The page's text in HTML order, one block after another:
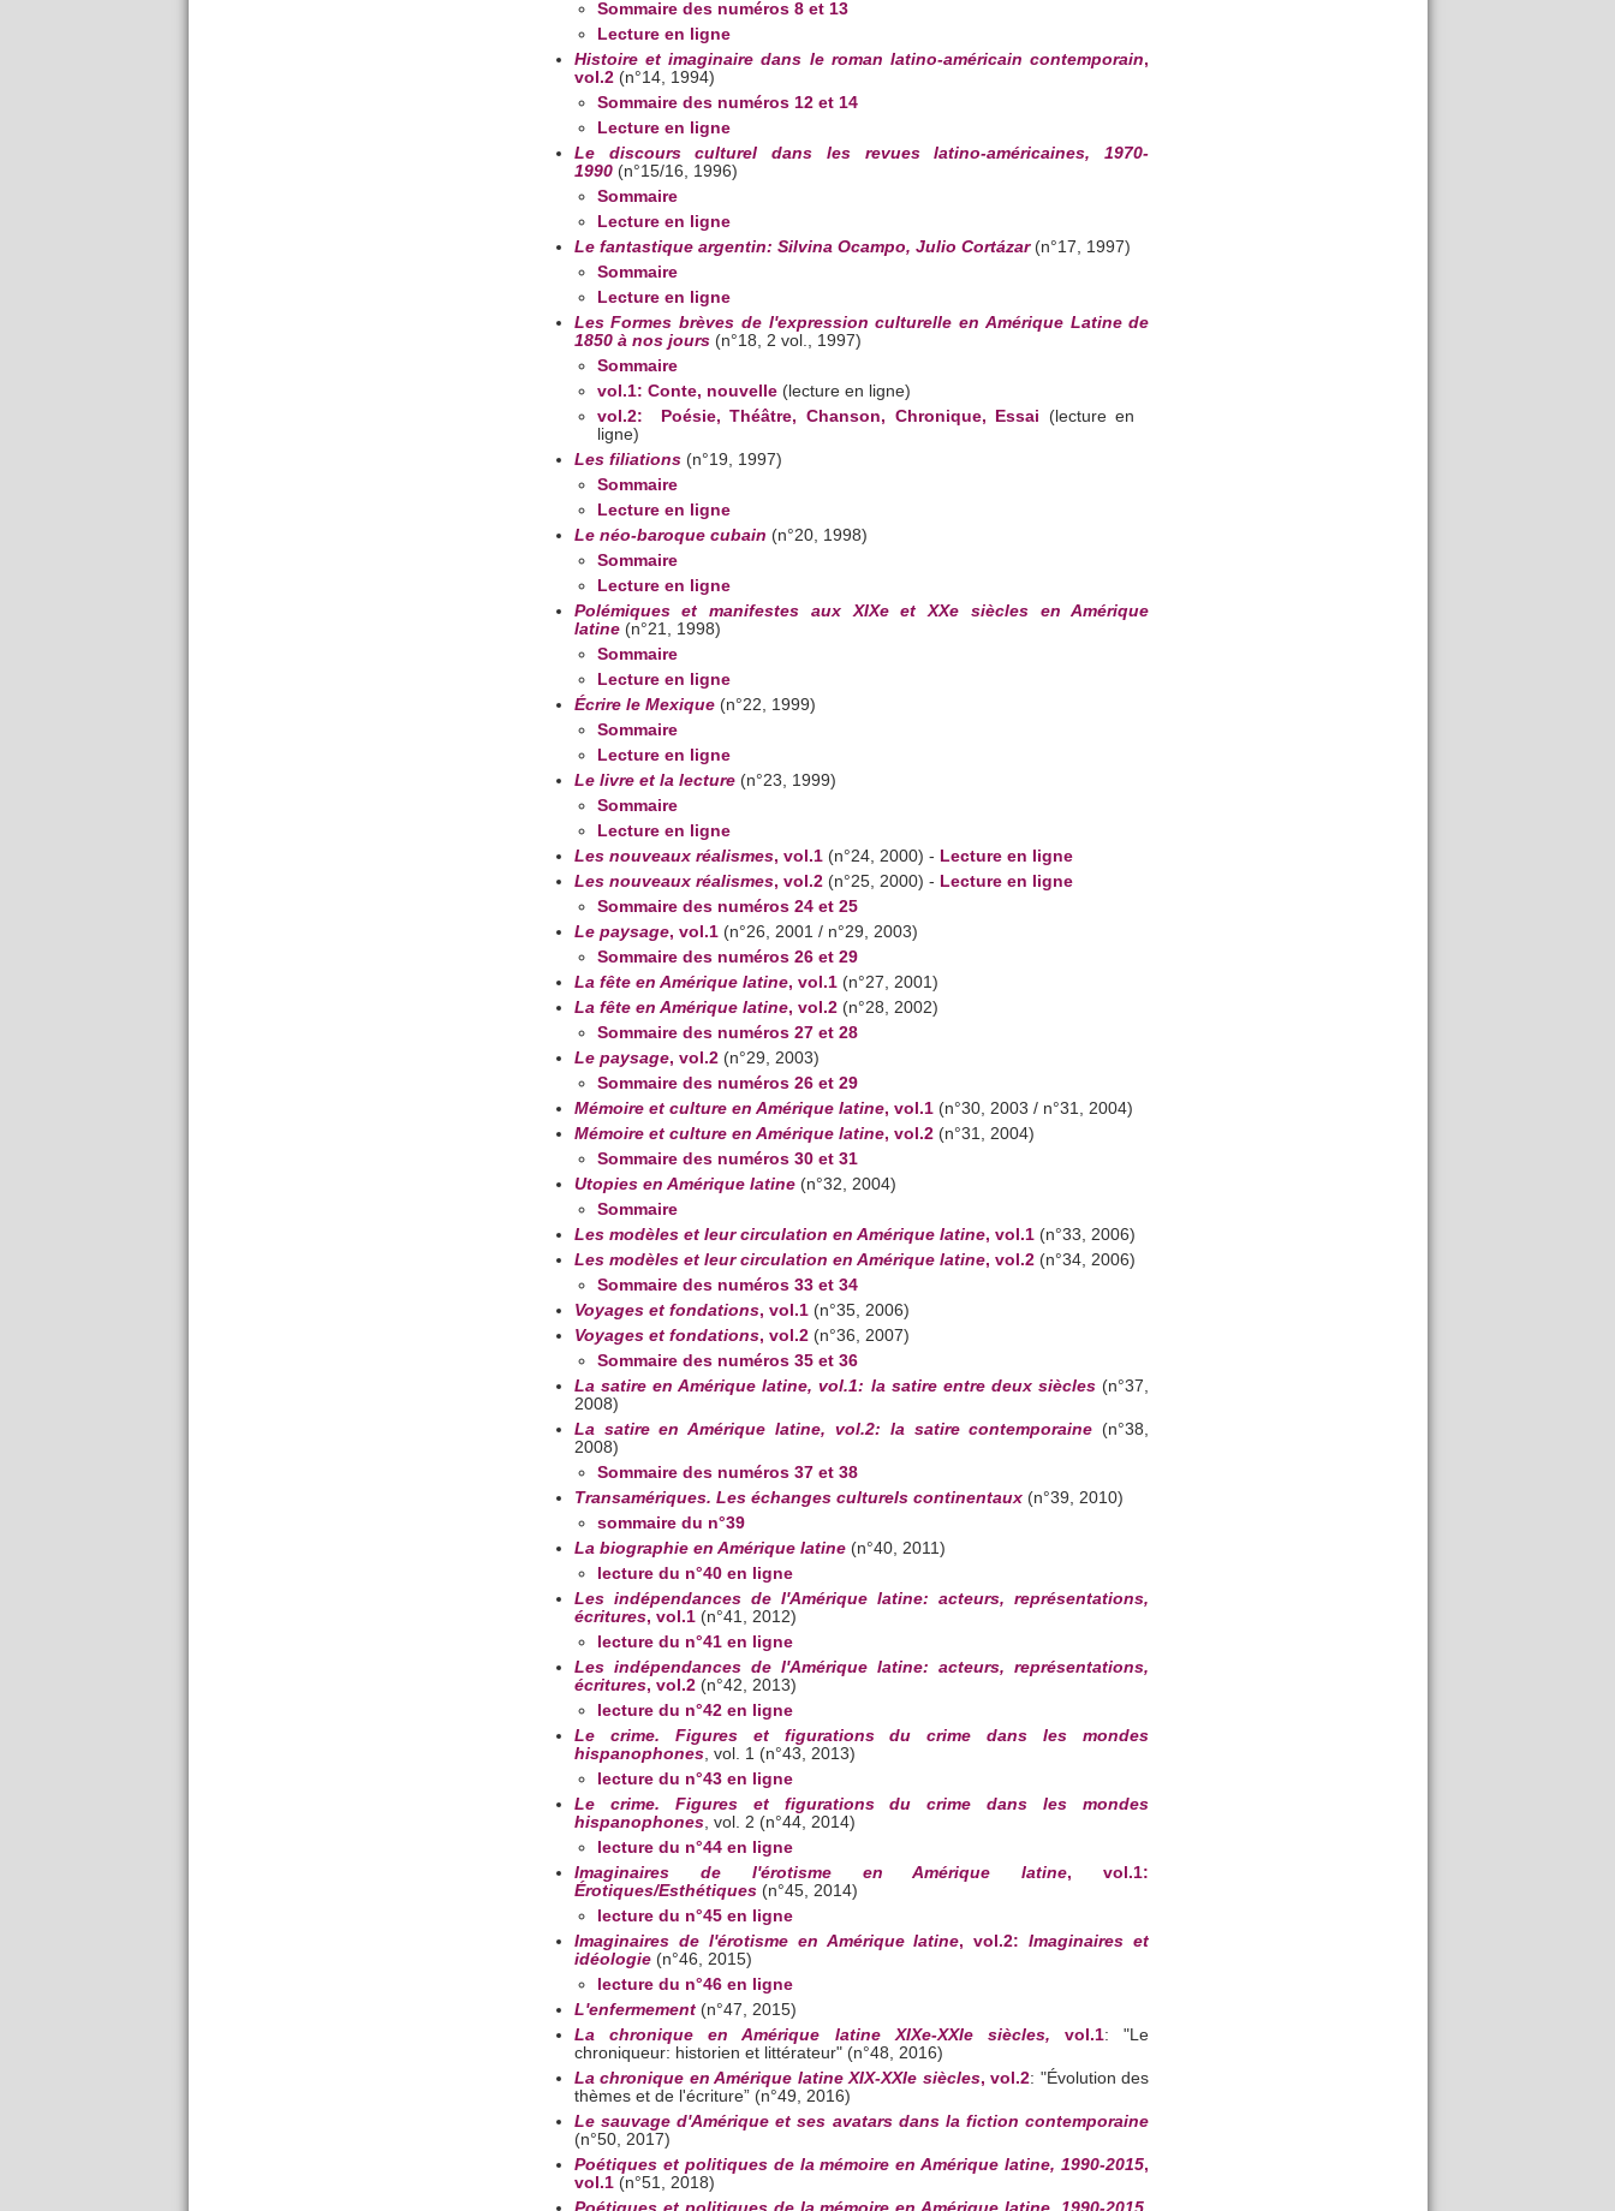
Sommaire des numéros 8 et 13
Lecture en ligne
Histoire et imaginaire dans le roman latino-américain contemporain,
vol.2(n°14, 1994)
Sommaire des numéros 12 et 14
Lecture en ligne
Le discours culturel dans les revues latino-américaines, 1970-
1990(n°15/16, 1996)
Sommaire
Lecture en ligne
Le fantastique argentin: Silvina Ocampo, Julio Cortázar(n°17, 1997)
Sommaire
Lecture en ligne
Les Formes brèves de l'expression culturelle en Amérique Latine de
1850 à nos jours (n°18, 2 vol., 1997)
Sommaire
vol.1: Conte, nouvelle(lecture en ligne)
vol.2: Poésie, Théâtre, Chanson, Chronique, Essai (lecture en
ligne)
Les filiations(n°19, 1997)
Sommaire
Lecture en ligne
Le néo-baroque cubain (n°20, 1998)
Sommaire
Lecture en ligne
Polémiques et manifestes aux XIXe et XXe siècles en Amérique
latine(n°21, 1998)
Sommaire
Lecture en ligne
Écrire le Mexique(n°22, 1999)
Sommaire
Lecture en ligne
Le livre et la lecture(n°23, 1999)
Sommaire
Lecture en ligne
Les nouveaux réalismes, vol.1(n°24, 2000) - Lecture en ligne
Les nouveaux réalismes, vol.2(n°25, 2000) - Lecture en ligne
Sommaire des numéros 24 et 25
Le paysage, vol.1(n°26, 2001 / n°29, 2003)
Sommaire des numéros 26 et 29
La fête en Amérique latine, vol.1(n°27, 2001)
La fête en Amérique latine, vol.2(n°28, 2002)
Sommaire des numéros 27 et 28
Le paysage, vol.2 (n°29, 2003)
Sommaire des numéros 26 et 29
Mémoire et culture en Amérique latine, vol.1(n°30, 2003 / n°31, 2004)
Mémoire et culture en Amérique latine, vol.2(n°31, 2004)
Sommaire des numéros 30 et 31
Utopies en Amérique latine(n°32, 2004)
Sommaire
Les modèles et leur circulation en Amérique latine, vol.1(n°33, 2006)
Les modèles et leur circulation en Amérique latine, vol.2(n°34, 2006)
Sommaire des numéros 33 et 34
Voyages et fondations, vol.1(n°35, 2006)
Voyages et fondations, vol.2(n°36, 2007)
Sommaire des numéros 35 et 36
La satire en Amérique latine, vol.1: la satire entre deux siècles (n°37,
2008)
La satire en Amérique latine, vol.2: la satire contemporaine (n°38,
2008)
Sommaire des numéros 37 et 38
Transamériques. Les échanges culturels continentaux(n°39, 2010)
sommaire du n°39
La biographie en Amérique latine(n°40, 2011)
lecture du n°40 en ligne
Les indépendances de l'Amérique latine: acteurs, représentations,
écritures, vol.1(n°41, 2012)
lecture du n°41 en ligne
Les indépendances de l'Amérique latine: acteurs, représentations,
écritures, vol.2(n°42, 2013)
lecture du n°42 en ligne
Le crime. Figures et figurations du crime dans les mondes
hispanophones, vol. 1 (n°43, 2013)
lecture du n°43 en ligne
Le crime. Figures et figurations du crime dans les mondes
hispanophones, vol. 2 (n°44, 2014)
lecture du n°44 en ligne
Imaginaires de l'érotisme en Amérique latine, vol.1:
Érotiques/Esthétiques(n°45, 2014)
lecture du n°45 en ligne
Imaginaires de l'érotisme en Amérique latine, vol.2:Imaginaires et
idéologie(n°46, 2015)
lecture du n°46 en ligne
L'enfermement(n°47, 2015)
La chronique en Amérique latine XIXe-XXIe siècles,vol.1: "Le
chroniqueur: historien et littérateur" (n°48, 2016)
La chronique en Amérique latine XIX-XXIe siècles, vol.2: "Évolution des
thèmes et de l'écriture” (n°49, 2016)
Le sauvage d'Amérique et ses avatars dans la fiction contemporaine
(n°50, 2017)
Poétiques et politiques de la mémoire en Amérique latine, 1990-2015,
vol.1(n°51, 2018)